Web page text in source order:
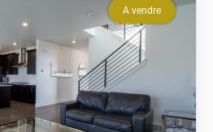
A vendre